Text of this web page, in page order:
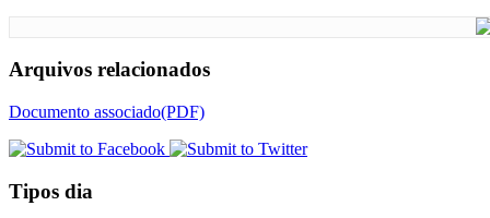
Arquivos relacionados
Documento associado(PDF)
Tipos dia